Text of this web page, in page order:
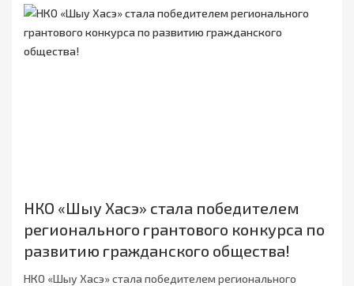
НКО «Шыу Хасэ» стала победителем
регионального грантового конкурса по
развитию гражданского общества!
НКО «Шыу Хасэ» стала победителем регионального